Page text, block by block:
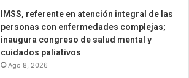
IMSS, referente en atención integral de las
personas con enfermedades complejas;
inaugura congreso de salud mental y
cuidados paliativos
Ago 8, 2026